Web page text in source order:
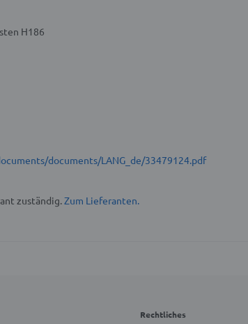
H186
documents/LANG_de/33479124.pdf
zuständig.Zum Lieferanten.
Rechtliches